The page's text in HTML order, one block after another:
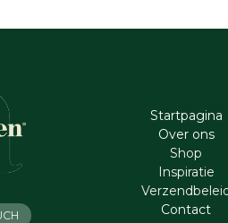
Startpagina
Ove​r​ ons
Shop
Inspiratie
Cont​act